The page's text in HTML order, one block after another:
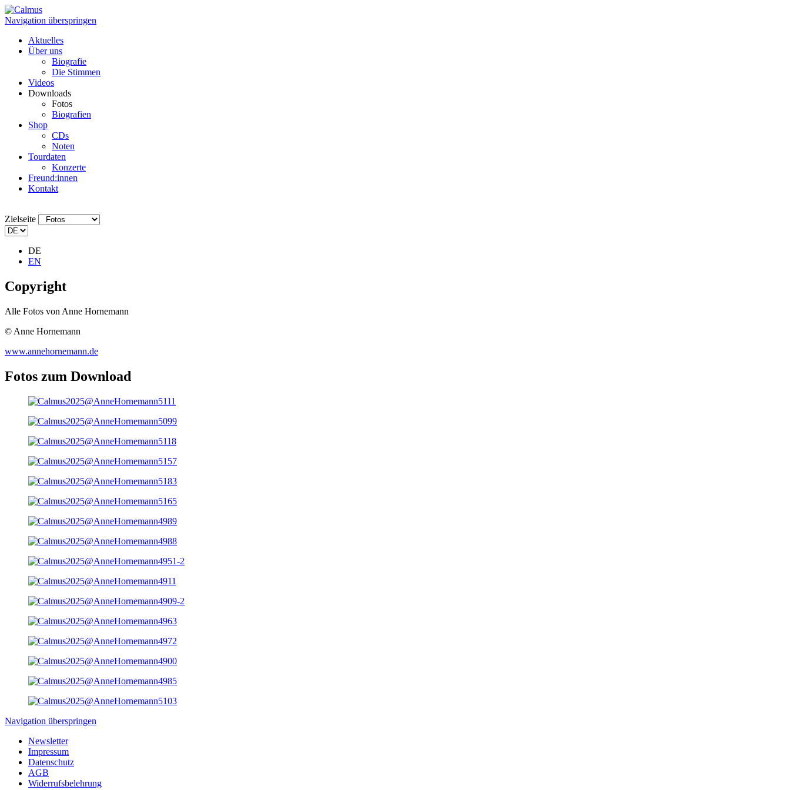
Navigation überspringen
Aktuelles
Über uns
Biografie
Die Stimmen
Videos
Downloads
Fotos
Biografien
Shop
CDs
Noten
Tourdaten
Konzerte
Freund:innen
Kontakt
Zielseite
DE
EN
Copyright
Alle Fotos von Anne Hornemann
© Anne Hornemann
www.annehornemann.de
Fotos zum Download
Navigation überspringen
Newsletter
Impressum
Datenschutz
AGB
Widerrufsbelehrung